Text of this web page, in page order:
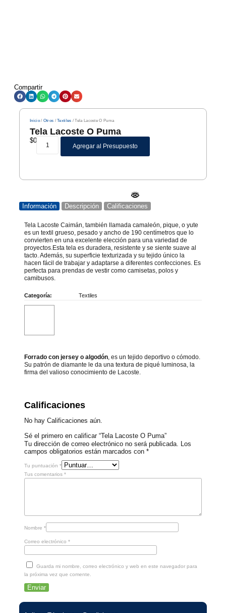
Compartir
Inicio/ Otros /Textiles / Tela Lacoste O Puma
Tela Lacoste O Puma
$0
Agregar al Presupuesto
Información Descripción Calificaciones
Tela Lacoste Caimán, también llamada camaleón, pique, o yute
es un textil grueso, pesado y ancho de 190 centímetros que lo
convierten en una excelente elección para una variedad de
proyectos.Esta tela es duradera, resistente y se siente suave al
tacto. Además, su superficie texturizada y su tejido único la
hacen fácil de trabajar y adaptarse a diferentes confecciones. Es
perfecta para prendas de vestir como camisetas, polos y
camibusos.
Categoría: Textiles
Forrado con jersey o algodón, es un tejido deportivo o cómodo.
Su patrón de diamante le da una textura de piqué luminosa, la
firma del valioso conocimiento de Lacoste.
Calificaciones
No hay Calificaciones aún.
Sé el primero en calificar “Tela Lacoste O Puma”
Tu dirección de correo electrónico no será publicada.
Los
campos obligatorios están marcados con *
Tu puntuación *
Tus comentarios *
Nombre *
Correo electrónico *
Guarda mi nombre, correo electrónico y web en este navegador para
la próxima vez que comente.